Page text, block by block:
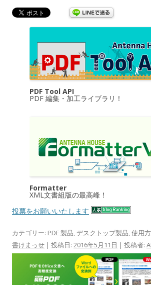
PDF Tool API
PDF 編集・加工ライブラリ！
Formatter
XML文書組版の最高峰！
投票をお願いいたします
カテゴリー: PDF 製品, デスクトップ製品,使用
書けまっせ | 投稿日: 2016年5月11日 | 投稿者: